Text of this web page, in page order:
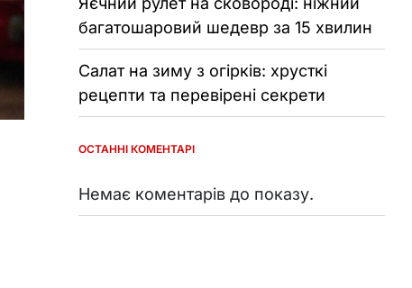
багатошаровий шедевр за 15 хвилин
Салат на зиму з огірків: хрусткі
рецепти та перевірені секрети
ОСТАННІ КОМЕНТАРІ
Немає коментарів до показу.